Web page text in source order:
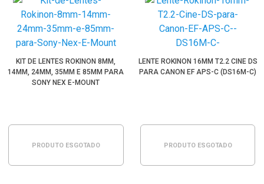
KIT DE LENTES ROKINON 8MM,
14MM, 24MM, 35MM E 85MM PARA
SONY NEX E-MOUNT
PRODUTO ESGOTADO
LENTE ROKINON 16MM T2.2 CINE DS
PARA CANON EF APS-C (DS16M-C)
PRODUTO ESGOTADO